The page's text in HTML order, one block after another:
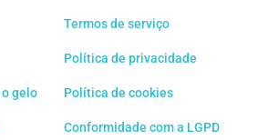
gelo
Termos de serviço
Política de privacidade
Política de cookies
Conformidade com a LGPD